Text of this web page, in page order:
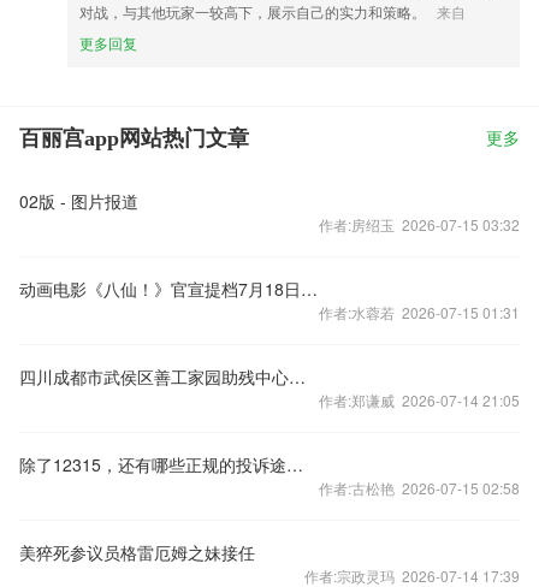
对战，与其他玩家一较高下，展示自己的实力和策略。
来自
更多回复
百丽宫app网站热门文章 更多
02版 - 图片报道
作者:房绍玉 2026-07-15 03:32
动画电影《八仙！》官宣提档7月18日，2026暑期档票房已破30亿
作者:水蓉若 2026-07-15 01:31
四川成都市武侯区善工家园助残中心：270多名“孩子”，一半是孤独症
作者:郑谦威 2026-07-14 21:05
除了12315，还有哪些正规的投诉途径？
作者:古松艳 2026-07-15 02:58
美猝死参议员格雷厄姆之妹接任
作者:宗政灵玛 2026-07-14 17:39